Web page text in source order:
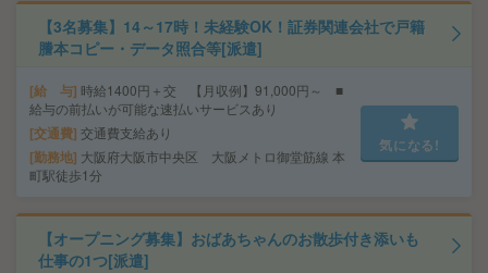
【3名募集】14～17時！未経験OK！証券関連会社で戸籍
謄本コピー・データ照合等[派遣]
給 与 時給1400円＋交 【月収例】91,000円～ ■
給与の前払いが可能な速払いサービスあり
交通費 交通費支給あり
勤務地 大阪府大阪市中央区 大阪メトロ御堂筋線 本
町駅徒歩1分
気になる!
【オープニング募集】おばあちゃんのお散歩付き添いも
仕事の1つ[派遣]